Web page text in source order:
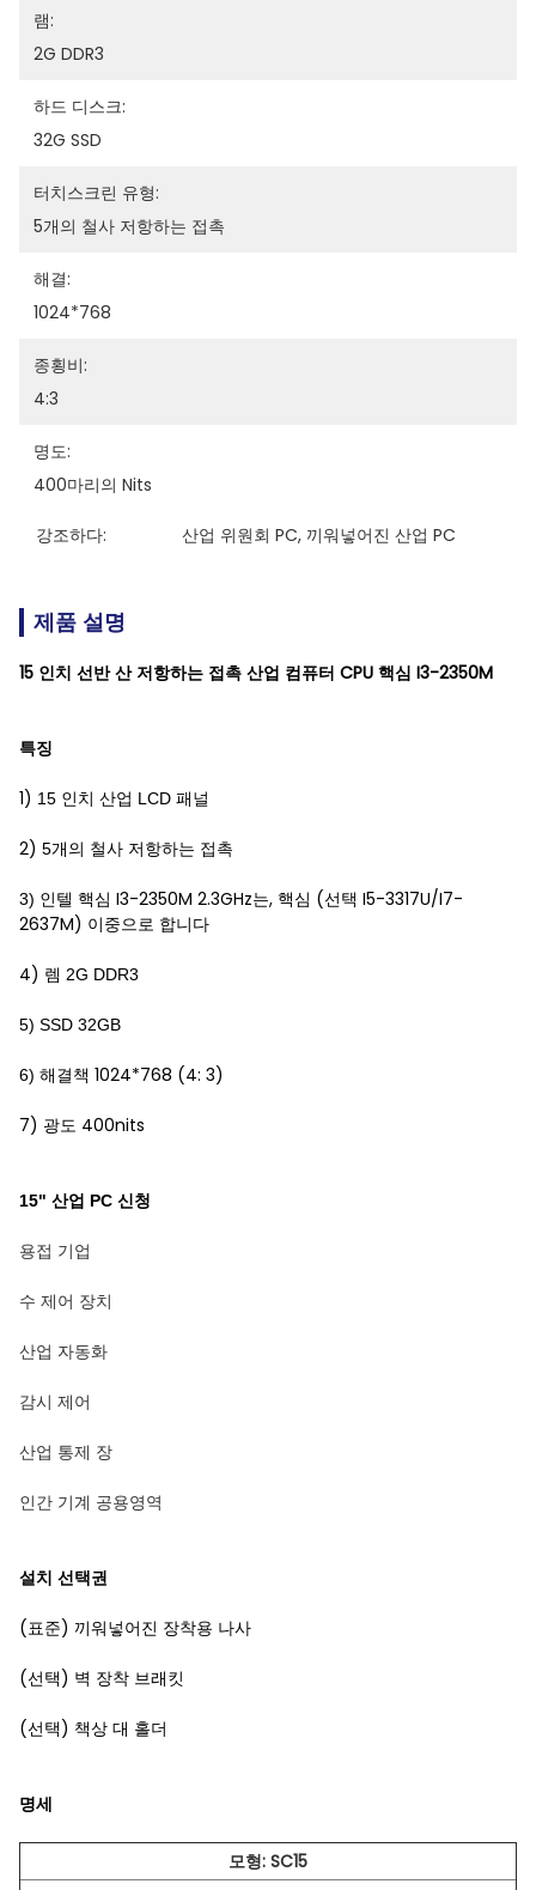
램:
2G DDR3
하드 디스크:
32G SSD
터치스크린 유형:
5개의 철사 저항하는 접촉
해결:
1024*768
종횡비:
4:3
명도:
400마리의 Nits
강조하다: 산업 위원회 PC, 끼워넣어진 산업 PC
제품 설명
15 인치 선반 산 저항하는 접촉 산업 컴퓨터 CPU 핵심 I3-2350M
특징
1) 15 인치 산업 LCD 패널
2) 5개의 철사 저항하는 접촉
3) 인텔 핵심 I3-2350M 2.3GHz는, 핵심 (선택 I5-3317U/I7-
2637M) 이중으로 합니다
4) 렘 2G DDR3
5) SSD 32GB
6) 해결책 1024*768 (4: 3)
7) 광도 400nits
15" 산업 PC 신청
용접 기업
수 제어 장치
산업 자동화
감시 제어
산업 통제 장
인간 기계 공용영역
설치 선택권
(표준) 끼워넣어진 장착용 나사
(선택) 벽 장착 브래킷
(선택) 책상 대 홀더
명세
모형: SC15